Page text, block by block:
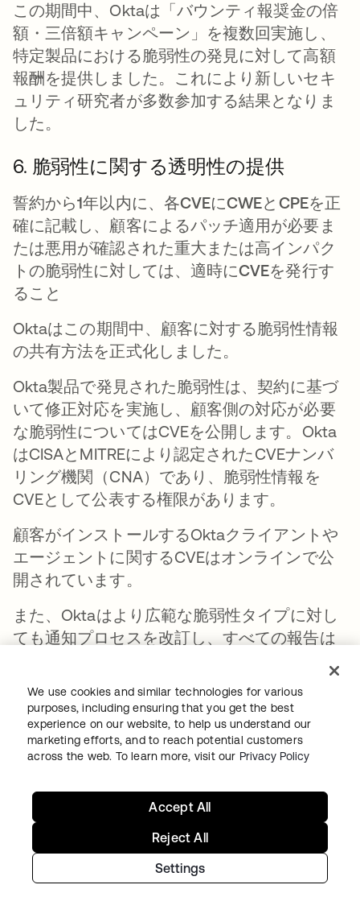
この期間中、Oktaは「バウンティ報奨金の倍
額・三倍額キャンペーン」を複数回実施し、
特定製品における脆弱性の発見に対して高額
報酬を提供しました。これにより新しいセキ
ュリティ研究者が多数参加する結果となりま
した。
6. 脆弱性に関する透明性の提供
誓約から1年以内に、各CVEにCWEとCPEを正
確に記載し、顧客によるパッチ適用が必要ま
たは悪用が確認された重大または高インパク
トの脆弱性に対しては、適時にCVEを発行す
ること
Oktaはこの期間中、顧客に対する脆弱性情報
の共有方法を正式化しました。
Okta製品で発見された脆弱性は、契約に基づ
いて修正対応を実施し、顧客側の対応が必要
な脆弱性についてはCVEを公開します。Okta
はCISAとMITREにより認定されたCVEナンバ
リング機関（CNA）であり、脆弱性情報を
CVEとして公表する権限があります。
顧客がインストールするOktaクライアントや
エージェントに関するCVEはオンラインで公
開されています。
また、Oktaはより広範な脆弱性タイプに対し
ても通知プロセスを改訂し、すべての報告は
7. 顧客向けのログ記録と監視機能の向
上
誓約から1年以内に、メーカー製品に対するサ
イバーセキュリティ侵害の証拠を顧客が収集
できる能力を定量的に向上させること
Oktaのすべての製品には、管理者がアクセス
We use cookies and similar technologies for various
purposes, including ensuring that you get the best
experience on our website, to help us understand our
marketing efforts, and to reach potential customers
across the web. To learn more, visit our Privacy Policy
Settings
Reject All
Accept All